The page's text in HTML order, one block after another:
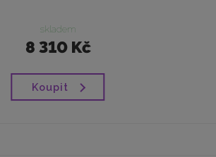
skladem
8 310 Kč
Koupit